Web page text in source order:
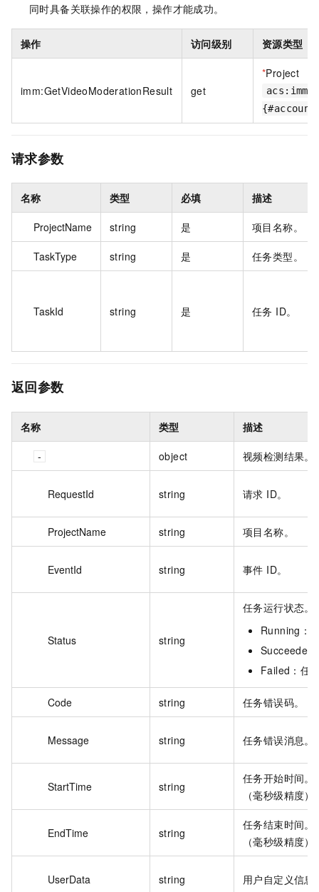
同时具备关联操作的权限，操作才能成功。
操作 访问级别 资源类型
imm:GetVideoModerationResult get
*Project
请求参数
名称 类型 必填 描述
ProjectName string 是 项目名称。
TaskType string 是 任务类型。
TaskId string 是 任务 ID。
返回参数
名称 类型 描述
object 视频检测结果。
RequestId string 请求 ID。
ProjectName string 项目名称。
EventId string 事件 ID。
Status string
任务运行状态。
Running：
Succeeded
Failed：任
Code string 任务错误码。
Message string 任务错误消息。
StartTime string
任务开始时间
（毫秒级精度）
EndTime string
任务结束时间
（毫秒级精度）
UserData string 用户自定义信息